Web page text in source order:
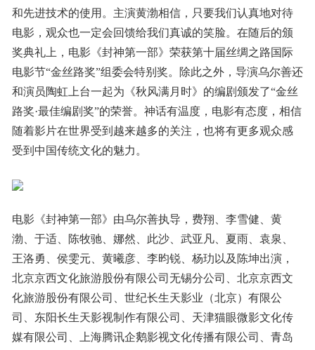
和先进技术的使用。主演黄渤相信，只要我们认真地对待
电影，观众也一定会回馈给我们真诚的笑脸。在随后的颁
奖典礼上，电影《封神第一部》荣获第十届丝绸之路国际
电影节“金丝路奖”组委会特别奖。除此之外，导演乌尔善还
和演员陶虹上台一起为《秋风满月时》的编剧颁发了“金丝
路奖·最佳编剧奖”的荣誉。神话有温度，电影有态度，相信
随着影片在世界受到越来越多的关注，也将有更多观众感
受到中国传统文化的魅力。
电影《封神第一部》由乌尔善执导，费翔、李雪健、黄
渤、于适、陈牧驰、娜然、此沙、武亚凡、夏雨、袁泉、
王洛勇、侯雯元、黄曦彦、李昀锐、杨玏以及陈坤出演，
北京京西文化旅游股份有限公司无锡分公司、北京京西文
化旅游股份有限公司、世纪长生天影业（北京）有限公
司、东阳长生天影视制作有限公司、天津猫眼微影文化传
媒有限公司、上海腾讯企鹅影视文化传播有限公司、青岛